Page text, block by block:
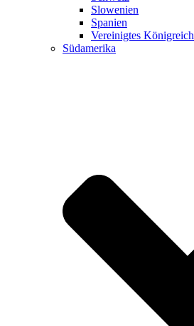
Slowenien
Spanien
Vereinigtes Königreich
Südamerika